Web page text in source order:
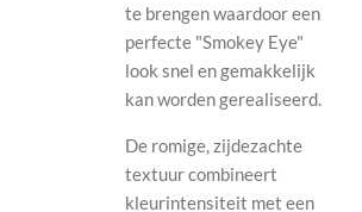
te brengen waardoor een
perfecte "Smokey Eye"
look snel en gemakkelijk
kan worden gerealiseerd.
De romige, zijdezachte
textuur combineert
kleurintensiteit met een